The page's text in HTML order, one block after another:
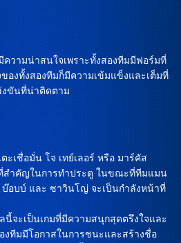
วามน่าสนใจเพราะทั้งสองทีมมีฟอร์มที่
องทั้งสองทีมก็มีความเข้มแข็งและเต็มที่
งขันที่น่าติดตาม
ะเชื่อมั่น โจ เทย์เลอร์ หรือ มาร์คัส
สำคัญในการทำประตู ในขณะที่ทีมแมน
บ๊อบบ์ และ ซาวินโญ่ จะเป็นกำลังหน้าที่
จะเป็นเกมที่มีความสนุกสุดตรึงใจและ
งทีมมีโอกาสในการชนะและสร้างชื่อ